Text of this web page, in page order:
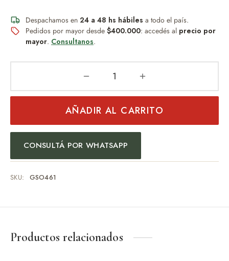
Despachamos en 24 a 48 hs hábiles a todo el país.
Pedidos por mayor desde $400.000: accedés al precio por
mayor. Consultanos.
AÑADIR AL CARRITO
CONSULTÁ POR WHATSAPP
SKU: GSO461
Productos relacionados